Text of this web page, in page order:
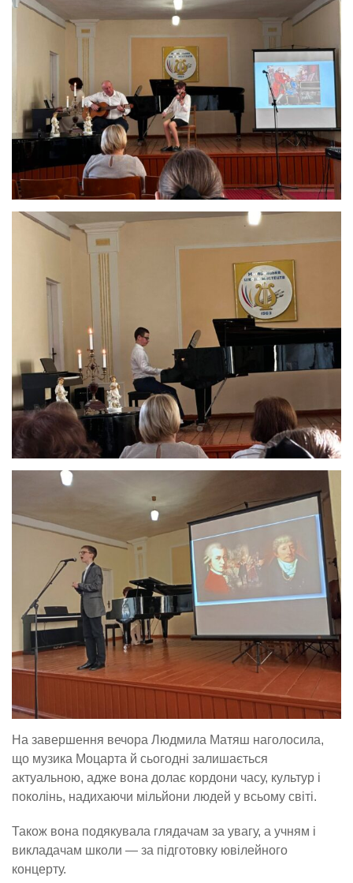
На завершення вечора Людмила Матяш наголосила,
що музика Моцарта й сьогодні залишається
актуальною, адже вона долає кордони часу, культур і
поколінь, надихаючи мільйони людей у всьому світі.
Також вона подякувала глядачам за увагу, а учням і
викладачам школи — за підготовку ювілейного
концерту.